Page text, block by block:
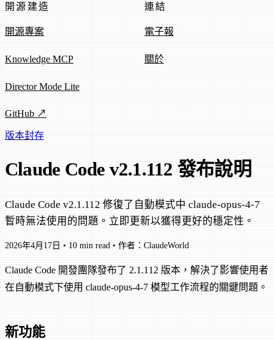
開源建造
開源專案
Knowledge MCP
Director Mode Lite
GitHub ↗
連結
電子報
關於
版本封存
Claude Code v2.1.112 發布說明
Claude Code v2.1.112 修復了自動模式中 claude-opus-4-7
暫時無法使用的問題。立即更新以獲得更好的穩定性。
2026年4月17日 • 10 min read • 作者：ClaudeWorld
Claude Code 開發團隊發布了 2.1.112 版本，解決了影響使用者
在自動模式下使用 claude-opus-4-7 模型工作流程的關鍵問題。
新功能